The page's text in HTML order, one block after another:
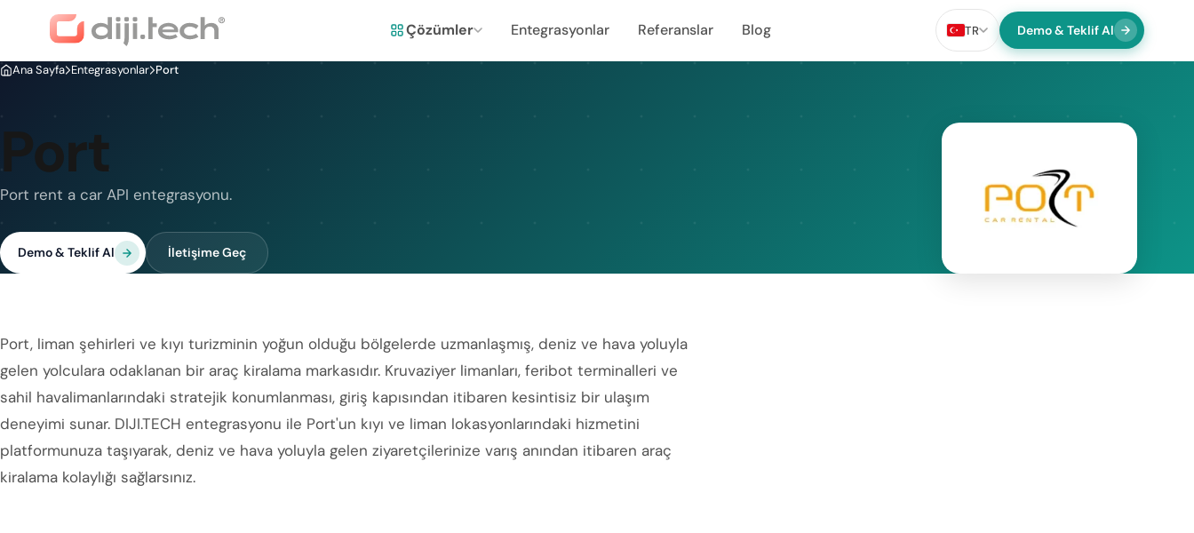
Çözümler Entegrasyonlar Referanslar Blog TR Demo & Teklif Al
Ana Sayfa Entegrasyonlar Port
Port
Port rent a car API entegrasyonu.
Demo & Teklif Al İletişime Geç
Port, liman şehirleri ve kıyı turizminin yoğun olduğu bölgelerde uzmanlaşmış, deniz ve hava yoluyla
gelen yolculara odaklanan bir araç kiralama markasıdır. Kruvaziyer limanları, feribot terminalleri ve
sahil havalimanlarındaki stratejik konumlanması, giriş kapısından itibaren kesintisiz bir ulaşım
deneyimi sunar. DIJI.TECH entegrasyonu ile Port'un kıyı ve liman lokasyonlarındaki hizmetini
platformunuza taşıyarak, deniz ve hava yoluyla gelen ziyaretçilerinize varış anından itibaren araç
kiralama kolaylığı sağlarsınız.